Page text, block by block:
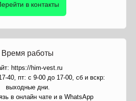
в контакты
Время работы
https://him-vest.ru
40, пт: с 9-00 до 17-00, сб и вскр:
выходные дни.
в онлайн чате и в WhatsApp